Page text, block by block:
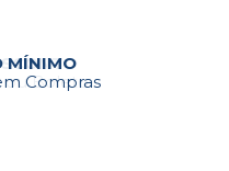
MÍNIMO
Compras